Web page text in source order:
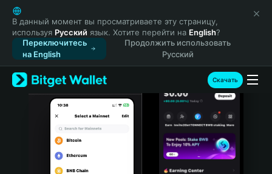
English
日本語
Tiếng Việt
Русский
Español (Latinoamérica)
Türkçe
Italiano
Português (Portugal)
В данный момент вы просматриваете эту страницу,
используя Русский язык. Хотите перейти на English?
Переключитесь
на English
Продолжить использовать
Русский
Скачать